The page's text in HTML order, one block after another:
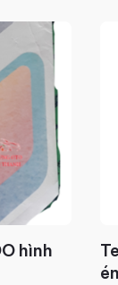
hình
én